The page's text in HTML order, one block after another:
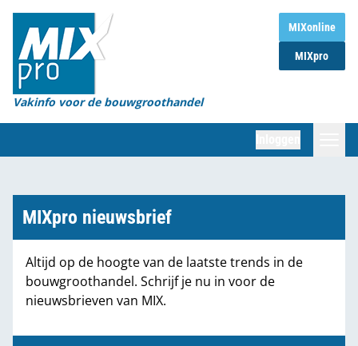
MIXonline
MIXpro
Vakinfo voor de bouwgroothandel
Home
Magazines
Organisaties
Marktcijfers
Partners
MIXpro nieuwsbrief
Altijd op de hoogte van de laatste trends in de
bouwgroothandel. Schrijf je nu in voor de
nieuwsbrieven van MIX.